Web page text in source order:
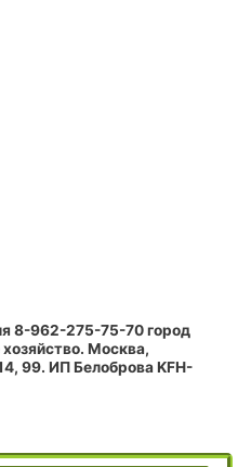
8-962-275-75-70 город
Москва,
99. ИП Белоброва KFH-